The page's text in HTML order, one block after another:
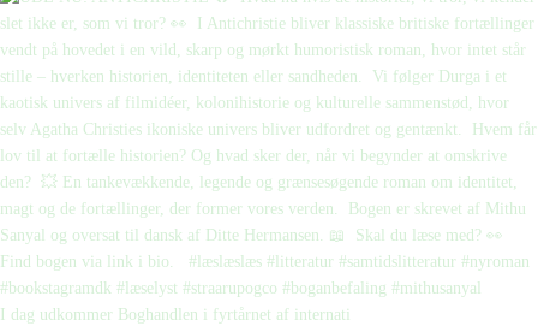
I dag udkommer Boghandlen i fyrtårnet af internati